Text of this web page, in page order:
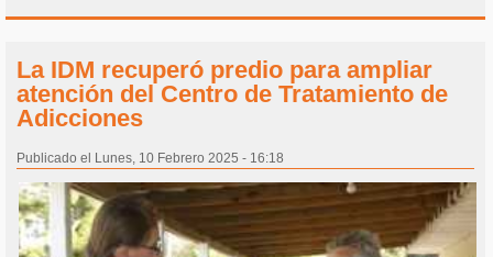
La IDM recuperó predio para ampliar
atención del Centro de Tratamiento de
Adicciones
Publicado el Lunes, 10 Febrero 2025 - 16:18